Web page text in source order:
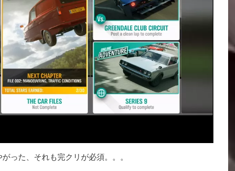
った、それも完クリが必須。。。